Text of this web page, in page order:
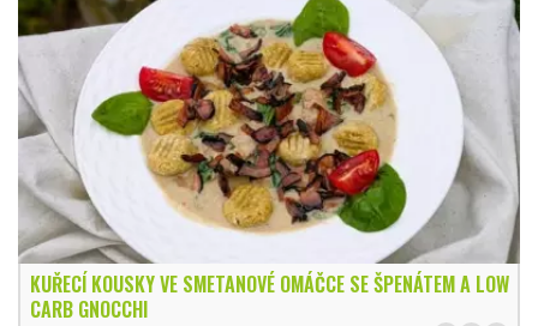
KUŘECÍ KOUSKY VE SMETANOVÉ OMÁČCE SE ŠPENÁTEM A LOW
CARB GNOCCHI